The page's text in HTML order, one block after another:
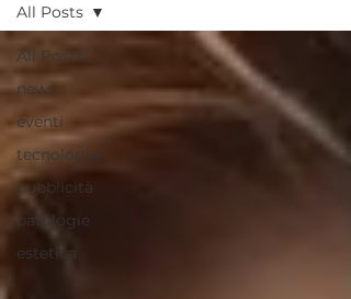
All Posts
news
eventi
tecnologia
pubblicità
patologie
estetica
All Posts